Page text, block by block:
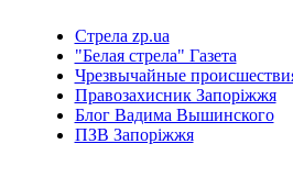
Стрела zp.ua
"Белая стрела" Газета
Чрезвычайные
Правозахисник Запоріжжя
Блог Вадима Вышинского
ПЗВ Запоріжжя